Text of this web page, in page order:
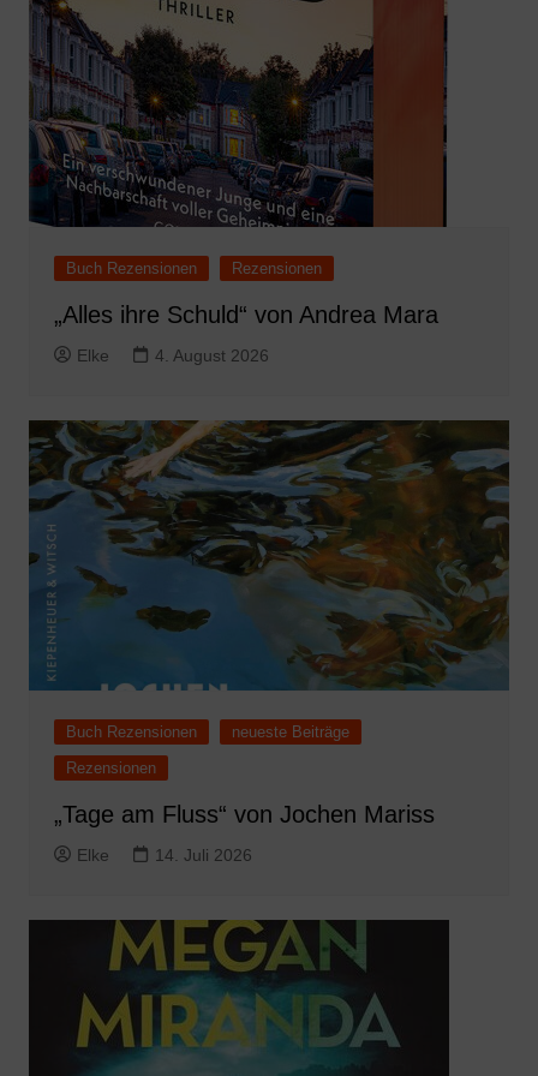
Buch Rezensionen Rezensionen
„Alles ihre Schuld“ von Andrea Mara
Elke 4. August 2026
Buch Rezensionen
neueste Beiträge
Rezensionen
„Tage am Fluss“ von Jochen Mariss
Elke 14. Juli 2026